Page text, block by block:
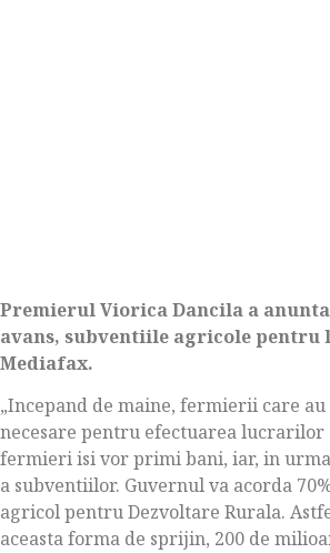
Premierul Viorica Dancila a
avans, subventiile agricole pentru
Mediafax.
„Incepand de maine, fermierii care
necesare pentru efectuarea lucrarilor
fermieri isi vor primi bani, iar, in
a subventiilor. Guvernul va acorda
agricol pentru Dezvoltare Rurala.
aceasta forma de sprijin, 200 de